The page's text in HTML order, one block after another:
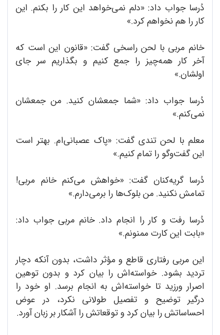
دُرسا جواب داد: «دلم نمی‌خواهد این کار را بکنم. این
کار را هم نخواهم کرد.»
خانم مربی با لحن راسخی گفت: «قانون این است که
آخر کار همه‌چیز را جمع کنیم و بگذاریم سر جای
اولشان.»
دُرسا جواب داد: «شما جمعشان کنید. من جمعشان
نمی‌کنم.»
معلم با لحن تندی گفت: «پاک عصبانی‌ام. بهتر است
این گفت‌وگو را تمام کنیم.»
دُرسا گریه‌کنان گفت: «خواهش می‌کنم خانم مربی!
تمامش نکنید. من بلوک‌ها را برمی‌دارم.»
دُرسا رفت و کار را انجام داد. خانم مربی جواب داد:
«بابت این کارت ممنونم.»
این مربی رفتاری قاطع و مؤثر داشت، بدون آنکه دچار
تردید بشود. خواسته‌اش را بیان کرد و بدون توهین
اصرار ورزید تا خواسته‌اش به انجام برسد. او خود را
درگیر توضیح و تفصیل طولانی نکرد، در عوض
احساساتش را بیان کرد و توقعاتش را آشکار بر زبان آورد.